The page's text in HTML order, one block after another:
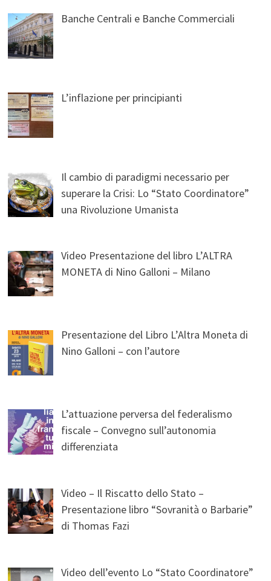
Banche Centrali e Banche Commerciali
L’inflazione per principianti
Il cambio di paradigmi necessario per
superare la Crisi: Lo “Stato Coordinatore”
una Rivoluzione Umanista
Video Presentazione del libro L’ALTRA
MONETA di Nino Galloni – Milano
Presentazione del Libro L’Altra Moneta di
Nino Galloni – con l’autore
L’attuazione perversa del federalismo
fiscale – Convegno sull’autonomia
differenziata
Video – Il Riscatto dello Stato –
Presentazione libro “Sovranità o Barbarie”
di Thomas Fazi
Video dell’evento Lo “Stato Coordinatore”